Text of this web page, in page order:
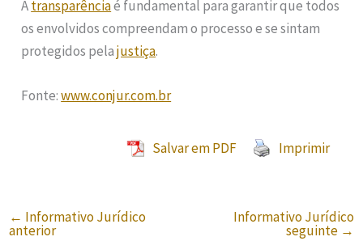
Atransparênciaé fundamental para garantir que todos
os envolvidos compreendam o processo e se sintam
protegidos pelajustiça.
Fonte:www.conjur.com.br
Salvar em PDF Imprimir
← Informativo Jurídico
anterior
Informativo Jurídico
seguinte →